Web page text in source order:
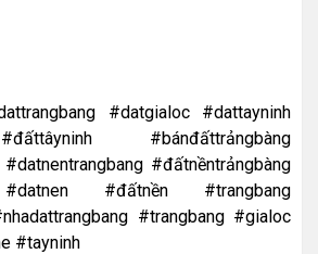
#datgialoc #dattayninh
#bánđấttrảngbàng
#đấtnềntrảngbàng
#đấtnền #trangbang
#trangbang #gialoc
#tayninh